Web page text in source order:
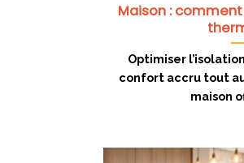
Maison :
Optimiser
confort accru tout
maison